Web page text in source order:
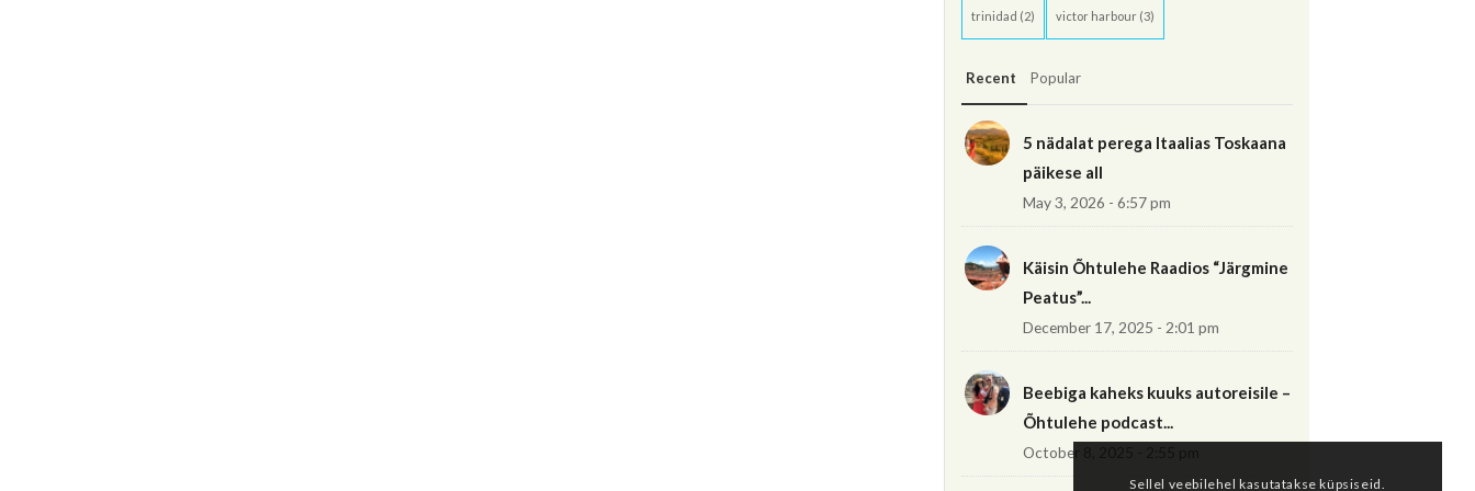
trinidad (2) victor harbour(3)
Recent Popular
5 nädalat perega Itaalias Toskaana
päikese all
May 3, 2026 - 6:57 pm
Käisin Õhtulehe Raadios “Järgmine
Peatus”...
December 17, 2025 - 2:01 pm
Beebiga kaheks kuuks autoreisile –
Õhtulehe podcast...
October 8, 2025 - 2:55 pm
Sellel veebilehel kasutatakse küpsiseid.